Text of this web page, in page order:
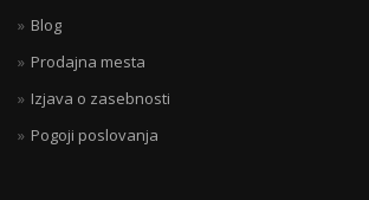
Blog
Prodajna mesta
Izjava o zasebnosti
Pogoji poslovanja